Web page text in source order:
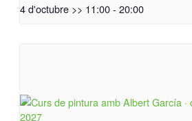
4 d'octubre >> 11:00- 20:00